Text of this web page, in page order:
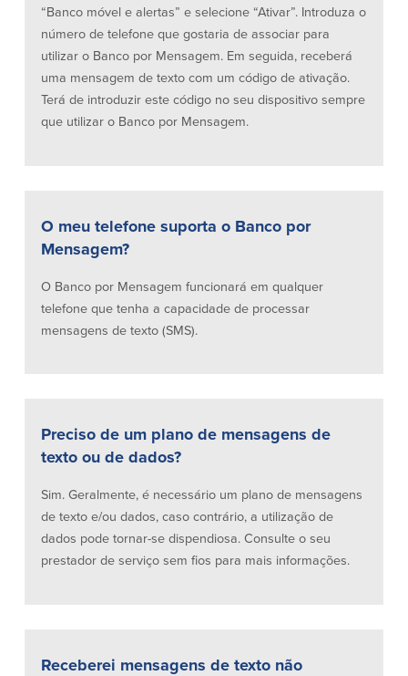
“Banco móvel e alertas” e selecione “Ativar”. Introduza o
número de telefone que gostaria de associar para
utilizar o Banco por Mensagem. Em seguida, receberá
uma mensagem de texto com um código de ativação.
Terá de introduzir este código no seu dispositivo sempre
que utilizar o Banco por Mensagem.
O meu telefone suporta o Banco por
Mensagem?
O Banco por Mensagem funcionará em qualquer
telefone que tenha a capacidade de processar
mensagens de texto (SMS).
Preciso de um plano de mensagens de
texto ou de dados?
Sim. Geralmente, é necessário um plano de mensagens
de texto e/ou dados, caso contrário, a utilização de
dados pode tornar-se dispendiosa. Consulte o seu
prestador de serviço sem fios para mais informações.
Receberei mensagens de texto não